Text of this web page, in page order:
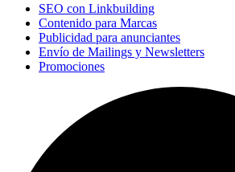
SEO con Linkbuilding
Contenido para Marcas
Publicidad para anunciantes
Envío de Mailings y Newsletters
Promociones